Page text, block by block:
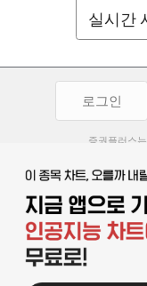
실시간
로그인
증권플러스
투자 참고사항이며, 정
두나무(주)는 제공된
부담하지 않습니다. 본
이용약관 |
기사배열 기본방침
서울